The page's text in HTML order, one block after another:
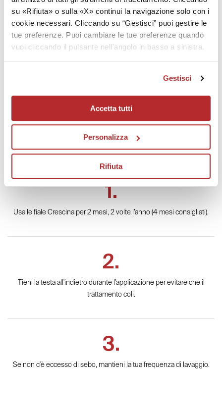
su «Rifiuta» o sulla «X» continui la navigazione solo con i
cookie necessari. Cliccando su “Gestisci” puoi gestire le
tue preferenze. Puoi cambiare le tue preferenze quando
vuoi cliccando il pulsante nell'angolo in basso a sinistra.
Gestisci
Accetta tutti
Personalizza
Rifiuta
3 CONSIGLI UTILI
Usa le fiale Crescina per 2 mesi, 2 volte l’anno (4 mesi consigliati).
Tieni la testa all'indietro durante l’applicazione per evitare che il
trattamento coli.
Se non c'è eccesso di sebo, mantieni la tua frequenza di lavaggio.